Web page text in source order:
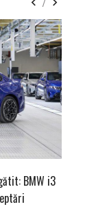
/
BMW i3